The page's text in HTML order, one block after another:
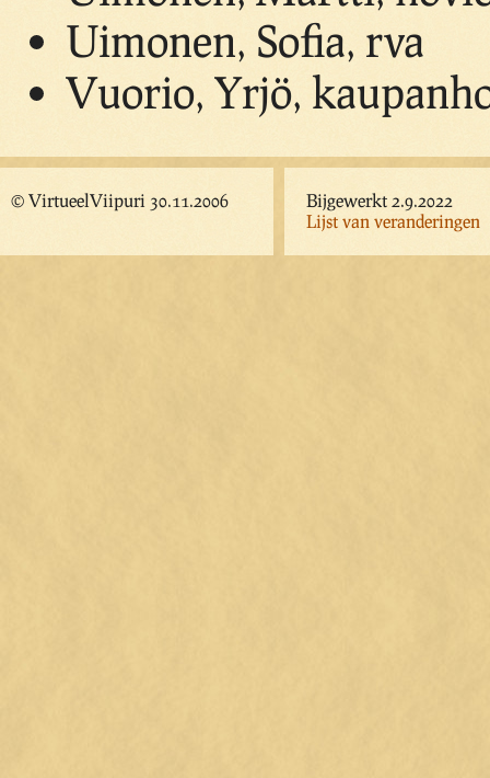
Uimonen, Sofia, rva
Vuorio, Yrjö,
© VirtueelViipuri 30.11.2006
Bijgewerkt 2.9.2022
Lijst van veranderingen